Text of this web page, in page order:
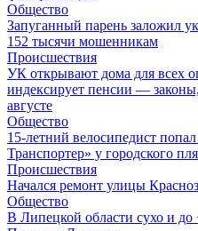
Общество
Запуганный парень заложил
152 тысячи мошенникам
Происшествия
УК открывают дома для всех
индексирует пенсии —
августе
Общество
15-летний велосипедист
Транспортер» у городского
Происшествия
Начался ремонт улицы
Общество
В Липецкой области сухо и до